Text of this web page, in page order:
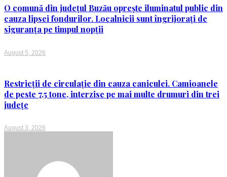
O comună din județul Buzău oprește iluminatul public din
cauza lipsei fondurilor. Localnicii sunt îngrijorați de
siguranța pe timpul nopții
August 5, 2026
Restricții de circulație din cauza caniculei. Camioanele
de peste 7,5 tone, interzise pe mai multe drumuri din trei
județe
August 3, 2026